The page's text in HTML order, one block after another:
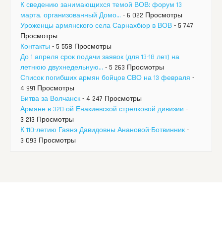
К сведению занимающихся темой ВОВ: форум 13
марта, организованный Домо... - 6 022 Просмотры
Уроженцы армянского села Сарнахбюр в ВОВ - 5 747
Просмотры
Контакты - 5 558 Просмотры
До 1 апреля срок подачи заявок (для 13-18 лет) на
летнюю двухнедельную... - 5 263 Просмотры
Список погибших армян бойцов СВО на 13 февраля -
4 991 Просмотры
Битва за Волчанск - 4 247 Просмотры
Армяне в 320-ой Енакиевской стрелковой дивизии -
3 213 Просмотры
К 110-летию Гаянэ Давидовны Анановой-Ботвинник -
3 093 Просмотры